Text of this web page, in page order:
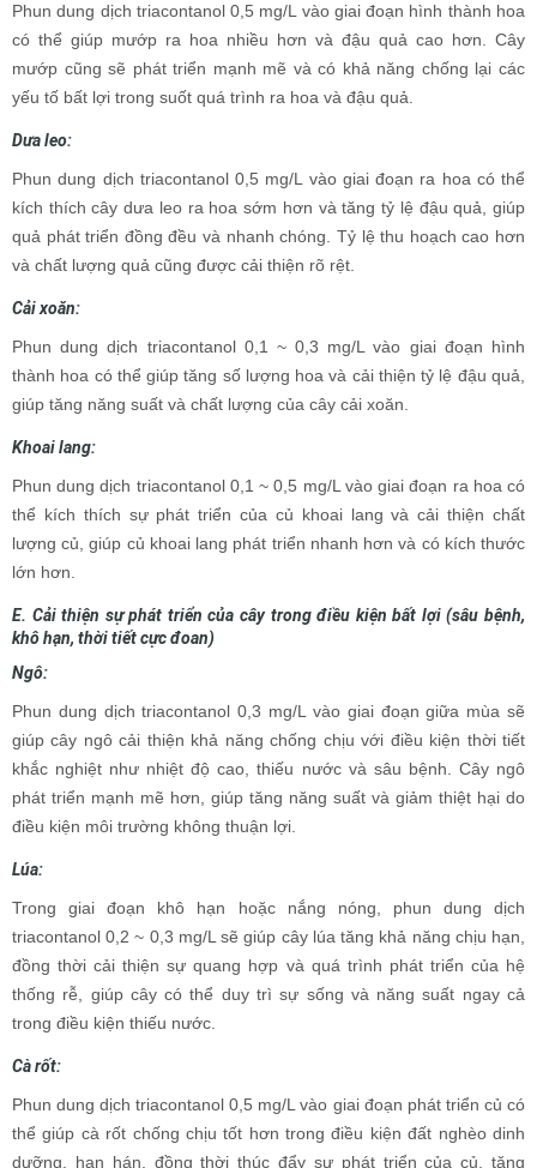
Phun dung dịch triacontanol 0,5 mg/L vào giai đoạn hình thành hoa
có thể giúp mướp ra hoa nhiều hơn và đậu quả cao hơn. Cây
mướp cũng sẽ phát triển mạnh mẽ và có khả năng chống lại các
yếu tố bất lợi trong suốt quá trình ra hoa và đậu quả.
Dưa leo:
Phun dung dịch triacontanol 0,5 mg/L vào giai đoạn ra hoa có thể
kích thích cây dưa leo ra hoa sớm hơn và tăng tỷ lệ đậu quả, giúp
quả phát triển đồng đều và nhanh chóng. Tỷ lệ thu hoạch cao hơn
và chất lượng quả cũng được cải thiện rõ rệt.
Cải xoăn:
Phun dung dịch triacontanol 0,1 ~ 0,3 mg/L vào giai đoạn hình
thành hoa có thể giúp tăng số lượng hoa và cải thiện tỷ lệ đậu quả,
giúp tăng năng suất và chất lượng của cây cải xoăn.
Khoai lang:
Phun dung dịch triacontanol 0,1 ~ 0,5 mg/L vào giai đoạn ra hoa có
thể kích thích sự phát triển của củ khoai lang và cải thiện chất
lượng củ, giúp củ khoai lang phát triển nhanh hơn và có kích thước
lớn hơn.
E. Cải thiện sự phát triển của cây trong điều kiện bất lợi (sâu bệnh,
khô hạn, thời tiết cực đoan)
Ngô:
Phun dung dịch triacontanol 0,3 mg/L vào giai đoạn giữa mùa sẽ
giúp cây ngô cải thiện khả năng chống chịu với điều kiện thời tiết
khắc nghiệt như nhiệt độ cao, thiếu nước và sâu bệnh. Cây ngô
phát triển mạnh mẽ hơn, giúp tăng năng suất và giảm thiệt hại do
điều kiện môi trường không thuận lợi.
Lúa:
Trong giai đoạn khô hạn hoặc nắng nóng, phun dung dịch
triacontanol 0,2 ~ 0,3 mg/L sẽ giúp cây lúa tăng khả năng chịu hạn,
đồng thời cải thiện sự quang hợp và quá trình phát triển của hệ
thống rễ, giúp cây có thể duy trì sự sống và năng suất ngay cả
trong điều kiện thiếu nước.
Cà rốt:
Phun dung dịch triacontanol 0,5 mg/L vào giai đoạn phát triển củ có
thể giúp cà rốt chống chịu tốt hơn trong điều kiện đất nghèo dinh
dưỡng, hạn hán, đồng thời thúc đẩy sự phát triển của củ, tăng